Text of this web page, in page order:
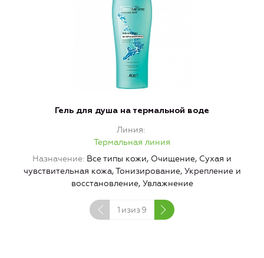
Гель для душа на термальной воде
Линия
Термальная линия
Назначение Все типы кожи, Очищение, Сухая и
чувствительная кожа, Тонизирование, Укрепление и
восстановление, Увлажнение
1 изиз9